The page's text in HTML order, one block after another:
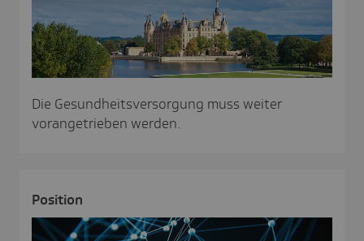
Die Gesundheitsversorgung muss weiter
vorangetrieben werden.
Posi­tion